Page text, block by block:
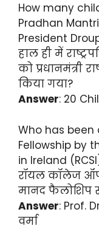
How many
Pradhan
President
हाल ही में
को प्रधानमंत्री
किया गया?
Answer: 20
Who has
Fellowship by
in Ireland
रॉयल कॉलेज
मानद फैलोशिप
Answer: Prof.
वर्मा